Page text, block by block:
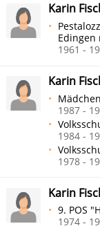
Karin
Edingen
1961 -
Karin
1987 -
1984 -
1978 -
Karin
9. POS
1974 -